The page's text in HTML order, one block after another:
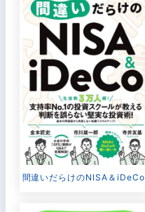
間違いだらけのNISA＆iDeCo